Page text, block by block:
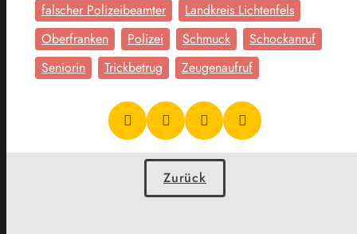
falscher Polizeibeamter
Landkreis Lichtenfels
Oberfranken
Polizei Schmuck
Schockanruf
Seniorin
Trickbetrug Zeugenaufruf
Zurück